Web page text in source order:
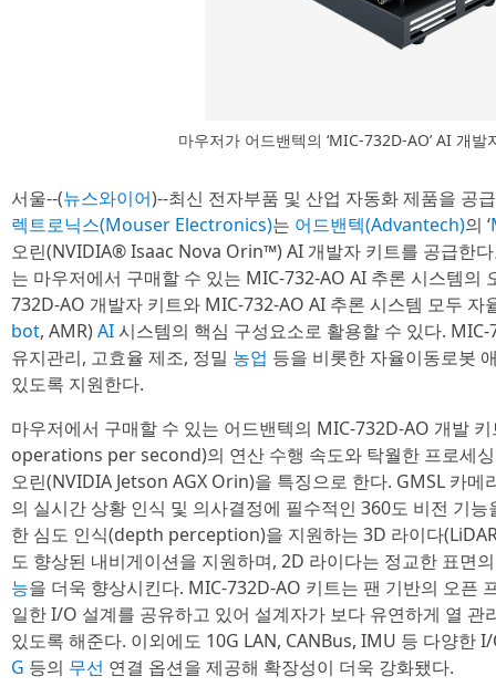
마우저가 어드밴텍의 ‘MIC-732D-AO’ AI 개
서울--(뉴스와이어)--최신 전자부품 및 산업 자동화 제품을 공
렉트로닉스(Mouser Electronics)는 어드밴텍(Advantech)의 ‘
오린(NVIDIA® Isaac Nova Orin™) AI 개발자 키트를 공급한
는 마우저에서 구매할 수 있는 MIC-732-AO AI 추론 시스템의
732D-AO 개발자 키트와 MIC-732-AO AI 추론 시스템 모두 자
bot, AMR)AI시스템의 핵심 구성요소로 활용할 수 있다.
유지관리, 고효율 제조, 정밀 농업 등을 비롯한 자율이동로봇
있도록 지원한다.
마우저에서 구매할 수 있는 어드밴텍의 MIC-732D-AO 개발
operations per second)의 연산 수행 속도와 탁월한 프로세
오린(NVIDIA Jetson AGX Orin)을 특징으로 한다. GMSL 카
의 실시간 상황 인식 및 의사결정에 필수적인 360도 비전 기
한 심도 인식(depth perception)을 지원하는 3D 라이다
도 향상된 내비게이션을 지원하며, 2D 라이다는 정교한 표면
능을 더욱 향상시킨다. MIC-732D-AO 키트는 팬 기반의 오픈
일한 I/O 설계를 공유하고 있어 설계자가 보다 유연하게 열
있도록 해준다. 이외에도 10G LAN, CANBus, IMU 등 다양한
G 등의 무선 연결 옵션을 제공해 확장성이 더욱 강화됐다.